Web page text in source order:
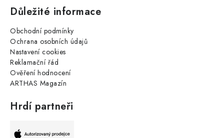
Důležité informace
Obchodní podmínky
Ochrana osobních údajů
Nastavení cookies
Reklamační řád
Ověření hodnocení
ARTHAS Magazín
Hrdí partneři